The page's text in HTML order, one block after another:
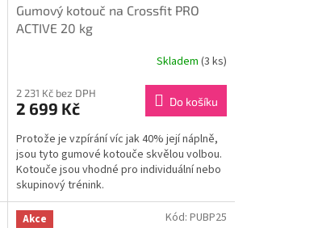
Gumový kotouč na Crossfit PRO
ACTIVE 20 kg
Skladem (3 ks)
2 231 Kč bez DPH
2 699 Kč Do košíku
Protože je vzpírání víc jak 40% její náplně,
jsou tyto gumové kotouče skvělou volbou.
Kotouče jsou vhodné pro individuální nebo
skupinový trénink.
Akce
Kód: PUBP25